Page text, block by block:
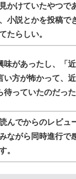
かけていたやつで
小説とかを投稿で
たらしい。
味があったし、「
い方が怖かって、
っていたのだった
んでからのレビュ
ながら同時進行で
。